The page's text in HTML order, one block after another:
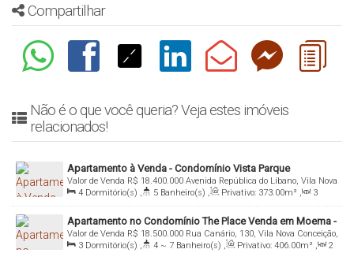
Compartilhar
Não é o que você queria? Veja estes imóveis
relacionados!
Apartamento à Venda - Condomínio Vista Parque
Ibirapuera- República do Líbano - Moema - São Paulo
R$ 18.400.000
Valor de Venda
Avenida República do Líbano, Vila Nova
Conceição, 04502-300, Moema, São Paulo, São Paulo, Brasil
4 Dormitório(s) , 5 Banheiro(s) , Privativo: 373.00m² ,
3
Sala(s) , 4 Suíte(s) , Total: 373.00m² , 5 Vaga(s) ,
Útil:
373.00m² , Terreno: 2530.00m²
Apartamento no Condomínio The Place Venda em Moema -
São Paulo- Rua Canário
R$ 18.500.000
Valor de Venda
Rua Canário, 130, Vila Nova Conceição,
04521-002, Moema, São Paulo, São Paulo, Brasil
3 Dormitório(s) , 4 ~ 7 Banheiro(s) , Privativo: 406.00m² ,
2